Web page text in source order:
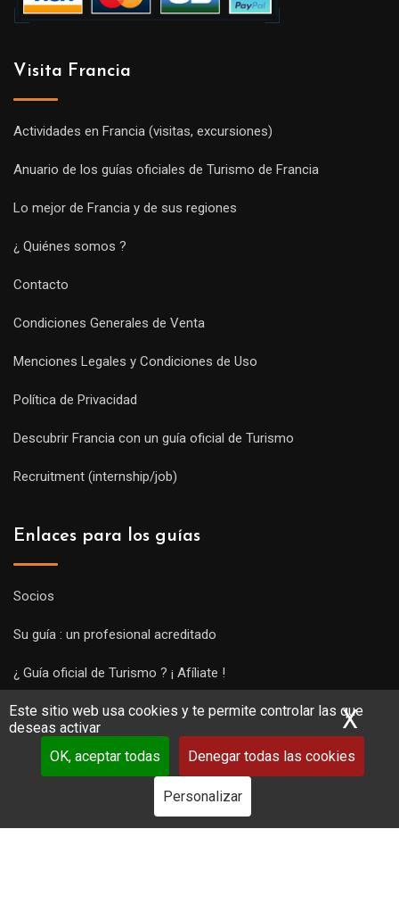
Este sitio web usa cookies y te permite controlar las que
deseas activar
OK, aceptar todas
Denegar todas las cookies
Personalizar
X
Visita Francia
Actividades en Francia (visitas, excursiones)
Anuario de los guías oficiales de Turismo de Francia
Lo mejor de Francia y de sus regiones
¿ Quiénes somos ?
Contacto
Condiciones Generales de Venta
Menciones Legales y Condiciones de Uso
Política de Privacidad
Descubrir Francia con un guía oficial de Turismo
Recruitment (internship/job)
Enlaces para los guías
Socios
Su guía : un profesional acreditado
¿ Guía oficial de Turismo ? ¡ Afíliate !
Subir una visita y empezar a trabajar !